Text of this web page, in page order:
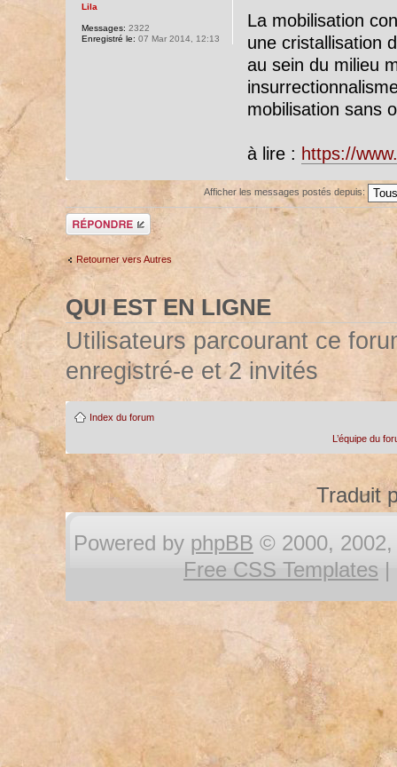
La mobilisation
une cristallisation
au sein du milieu
mobilisation sans
à lire : https://
Lila
Messages: 2322
Enregistré le: 07 Mar 2014, 12:13
Afficher les messages postés depuis:
Répondre
Retourner vers Autres
QUI EST EN LIGNE
Utilisateurs parcourant ce
enregistré-e et 2 invités
Index du forum
L’équipe du
Traduit
Powered by phpBB © 2000, 2002,
Free CSS Templates |